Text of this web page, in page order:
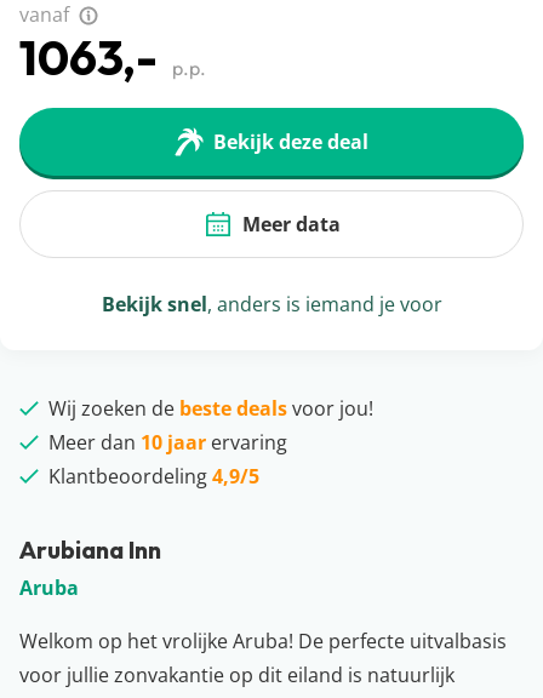
Arubiana Inn
Aruba
Welkom op het vrolijke Aruba! De perfecte uitvalbasis
voor jullie zonvakantie op dit eiland is natuurlijk
vanaf
1063,- p.p.
Bekijk deze deal
Meer data
Bekijk snel, anders is iemand je voor
Wij zoeken de beste dealsvoor jou!
Meer dan 10 jaar ervaring
Klantbeoordeling4,9/5